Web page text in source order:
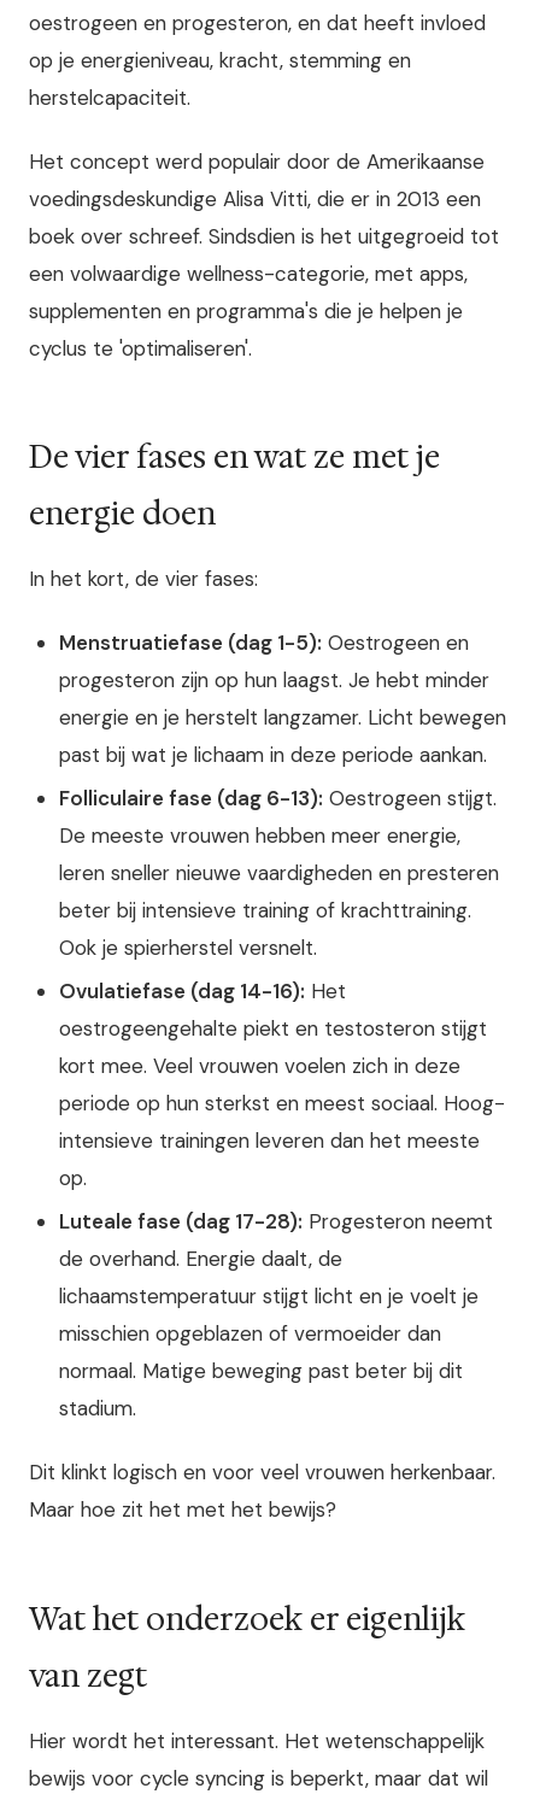
oestrogeen en progesteron, en dat heeft invloed
op je energieniveau, kracht, stemming en
herstelcapaciteit.
Het concept werd populair door de Amerikaanse
voedingsdeskundige Alisa Vitti, die er in 2013 een
boek over schreef. Sindsdien is het uitgegroeid tot
een volwaardige wellness-categorie, met apps,
supplementen en programma's die je helpen je
cyclus te 'optimaliseren'.
De vier fases en wat ze met je
energie doen
In het kort, de vier fases:
Menstruatiefase (dag 1-5): Oestrogeen en
progesteron zijn op hun laagst. Je hebt minder
energie en je herstelt langzamer. Licht bewegen
past bij wat je lichaam in deze periode aankan.
Folliculaire fase (dag 6-13): Oestrogeen stijgt.
De meeste vrouwen hebben meer energie,
leren sneller nieuwe vaardigheden en presteren
beter bij intensieve training of krachttraining.
Ook je spierherstel versnelt.
Ovulatiefase (dag 14-16): Het
oestrogeengehalte piekt en testosteron stijgt
kort mee. Veel vrouwen voelen zich in deze
periode op hun sterkst en meest sociaal. Hoog-
intensieve trainingen leveren dan het meeste
op.
Luteale fase (dag 17-28): Progesteron neemt
de overhand. Energie daalt, de
lichaamstemperatuur stijgt licht en je voelt je
misschien opgeblazen of vermoeider dan
normaal. Matige beweging past beter bij dit
stadium.
Dit klinkt logisch en voor veel vrouwen herkenbaar.
Maar hoe zit het met het bewijs?
Wat het onderzoek er eigenlijk
van zegt
Hier wordt het interessant. Het wetenschappelijk
bewijs voor cycle syncing is beperkt, maar dat wil